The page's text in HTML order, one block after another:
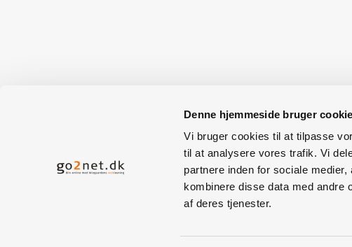
Denne hjemmeside bruger
Vi bruger cookies til at tilpasse
til at analysere vores trafik. Vi
partnere inden for sociale
kombinere disse data med andre
af deres tjenester.
< tilbage
Pressebureauet